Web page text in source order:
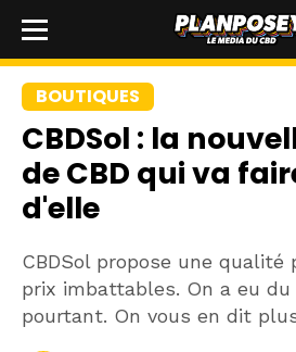
BOUTIQUES
CBDSol : la
de CBD qui va
d'elle
CBDSol propose une qualité
prix imbattables. On a eu
pourtant. On vous en dit